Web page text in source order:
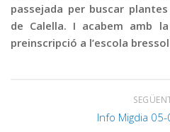
passejada per buscar
de Calella. I acabem amb
preinscripció a l’escola
Info Migdia